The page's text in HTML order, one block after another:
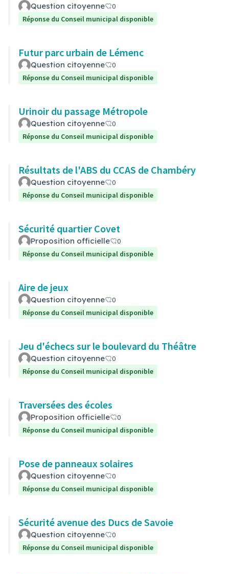
Question citoyenne
0
Réponse du Conseil municipal disponible
Futur parc urbain de Lémenc
Question citoyenne
0
Réponse du Conseil municipal disponible
Urinoir du passage Métropole
Question citoyenne
0
Réponse du Conseil municipal disponible
Résultats de l'ABS du CCAS de Chambéry
Question citoyenne
0
Réponse du Conseil municipal disponible
Sécurité quartier Covet
Proposition officielle
0
Réponse du Conseil municipal disponible
Aire de jeux
Question citoyenne
0
Réponse du Conseil municipal disponible
Jeu d'échecs sur le boulevard du Théâtre
Question citoyenne
0
Réponse du Conseil municipal disponible
Traversées des écoles
Proposition officielle
0
Réponse du Conseil municipal disponible
Pose de panneaux solaires
Question citoyenne
0
Réponse du Conseil municipal disponible
Sécurité avenue des Ducs de Savoie
Question citoyenne
0
Réponse du Conseil municipal disponible